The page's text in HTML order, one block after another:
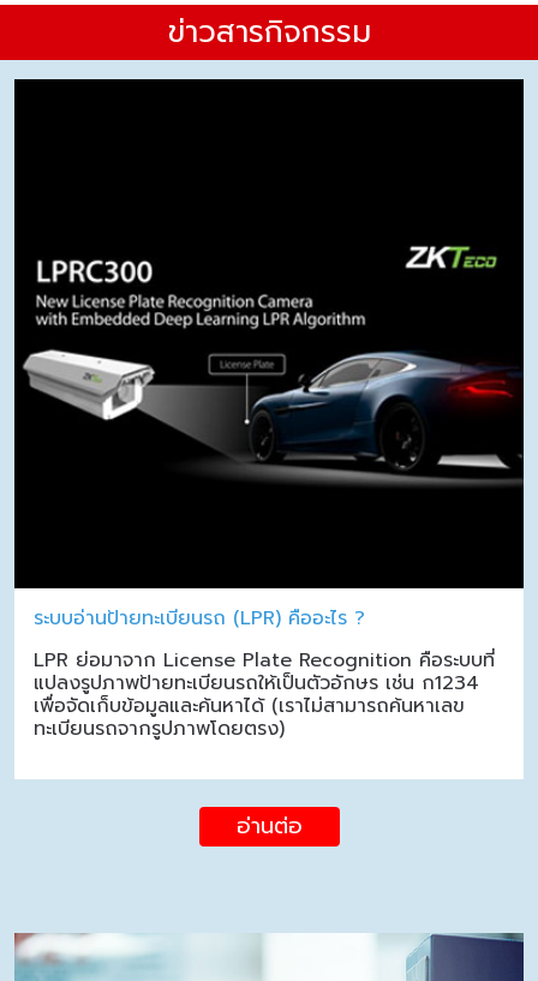
ข่าวสารกิจกรรม
ระบบอ่านป้ายทะเบียนรถ (LPR) คืออะไร ?
LPR ย่อมาจาก License Plate Recognition คือระบบที่
แปลงรูปภาพป้ายทะเบียนรถให้เป็นตัวอักษร เช่น ก1234
เพื่อจัดเก็บข้อมูลและค้นหาได้ (เราไม่สามารถค้นหาเลข
ทะเบียนรถจากรูปภาพโดยตรง)
อ่านต่อ